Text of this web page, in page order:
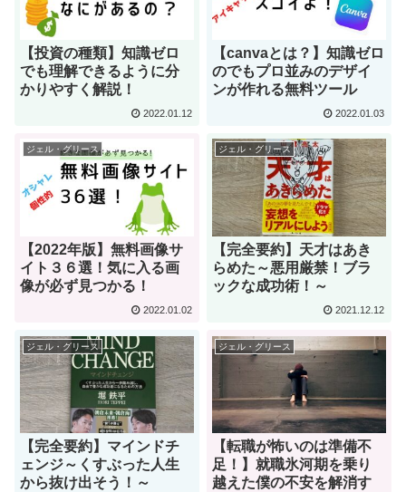
【投資の種類】知識ゼロ
でも理解できるように分
かりやすく解説！
2022.01.12
【canvaとは？】知識ゼロ
のでもプロ並みのデザイ
ンが作れる無料ツール
2022.01.03
ジェル・グリース
【2022年版】無料画像サ
イト３６選！気に入る画
像が必ず見つかる！
2022.01.02
ジェル・グリース
【完全要約】天才はあき
らめた～悪用厳禁！ブラ
ックな成功術！～
2021.12.12
ジェル・グリース
【完全要約】マインドチ
ェンジ～くすぶった人生
から抜け出そう！～
ジェル・グリース
【転職が怖いのは準備不
足！】就職氷河期を乗り
越えた僕の不安を解消す